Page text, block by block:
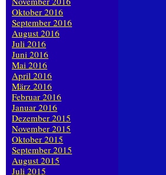
Oktober 2016
September 2016
August 2016
Juli 2016
Juni 2016
Mai 2016
April 2016
März 2016
Februar 2016
Januar 2016
Dezember 2015
November 2015
Oktober 2015
September 2015
August 2015
Juli 2015